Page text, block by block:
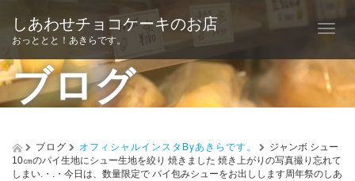
T
o
g
l
e
しあわせチョコケーキのお店
おっととと！あきらです。
ブログ
ブログ オフィシャルインスタByあきらです。
ジャンボ シュー
10㎝のパイ生地にシュー生地を絞り 焼きました 焼き上がりの写真撮り忘れて
しまい.・.・今日は、数量限定で パイ包みシューをお出しします️周年祭のしあ